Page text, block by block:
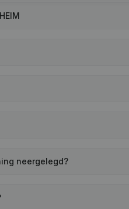
neergelegd?